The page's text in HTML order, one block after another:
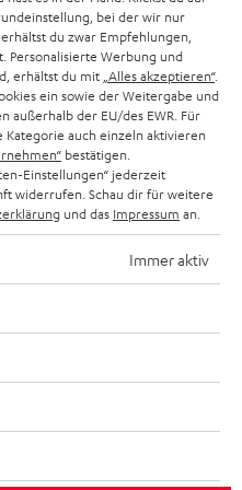
vorbehalten. Das auf unseren
enthalten. Etwaige
Preis inbegriffen.
bei der wir nur
du zwar Empfehlungen,
Personalisierte Werbung und
erhältst du mit „Alles akzeptieren“.
ein sowie der Weitergabe und
außerhalb der EU/des EWR. Für
auch einzeln aktivieren
bestätigen.
Einstellungen“ jederzeit
widerrufen. Schau dir für weitere
und das Impressum an.
Immer aktiv